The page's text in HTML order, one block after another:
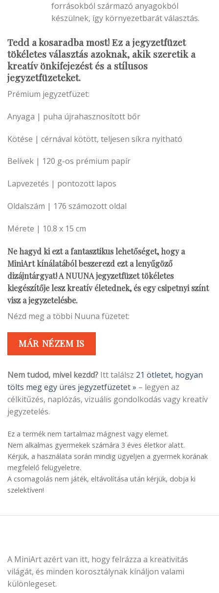
forrásokból származó anyagokból
készülnek, így környezetbarát választás.
Tedd a kosaradba most!Ez a jegyzetfüzet
tökéletes választás azoknak, akik szeretik a
kreatív önkifejezést és a stílusos
jegyzetfüzeteket.
Prémium jegyzetfüzet:
Anyaga | puha újrahasznosított bőr
Kötése | cérnával kötött, teljesen síkra nyitható
Belívek | 120 g-os prémium papír
Lapvezetés | pontozott lapos
Oldalszám | 176 számozott oldal
Mérete | 10.8 x 15 cm
Ne hagyd ki ezt a fantasztikus lehetőséget, hogy a
MiniArt kínálatából beszerezd ezt a lenyűgöző
dizájntárgyat! A NUUNA jegyzetfüzet tökéletes
kiegészítője lesz kreatív életednek, és egy csipetnyi színt
visz a jegyzetelésbe.
Nézd meg a többi Nuuna füzetet:
MÁR NÉZEM IS
Nem tudod, mivel kezdd? Itt találsz 21 ötletet, hogyan
tölts meg egy üres jegyzetfüzetet » – legyen az
célkitűzés, naplózás, vizuális gondolkodás vagy kreatív
jegyzetelés.
Ez a termék nem tartalmaz mágnest vagy elemet.
Nem alkalmas gyermekek számára 3 éves életkor alatt.
Kérjük, a használata során mindig ügyeljen a gyermek korának
megfelelő felügyeletre.
A csomagolás nem játék, eltávolítása után kérjük, dobja ki
szelektíven!
A MiniArt azért van itt, hogy felrázza a kreativitás
világát, és minden korosztálynak kínáljon valami
különlegeset.